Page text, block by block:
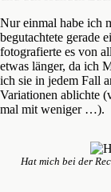
Nur einmal habe ich
begutachtete gerade
fotografierte es von
etwas länger, da ich
ich sie in jedem Fall
Variationen ablichte
mal mit weniger …).
Hat mich bei der